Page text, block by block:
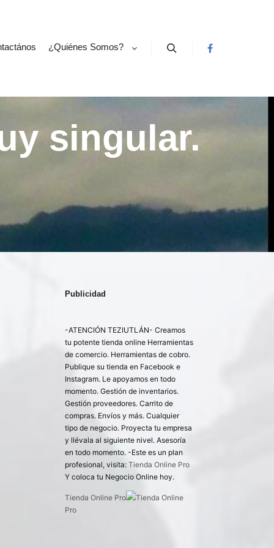
¿Quiénes Somos?
singular.
Publicidad
-ATENCIÓN TEZIUTLÁN- Creamos
tu potente tienda online Herramientas
de comercio. Herramientas de cobro.
Publique su tienda en Facebook e
Instagram. Le apoyamos en todo
momento. Gestión de inventarios.
Gestión proveedores. Carrito de
compras. Envíos y más. Cualquier
tipo de negocio. Proyecta tu empresa
y llévala al siguiente nivel. Asesoría
en todo momento. -Este es un plan
profesional, visita: Tienda Online Pro
Y coloca tu Negocio Online hoy.
Tienda Online Pro
Tienda Online
Pro